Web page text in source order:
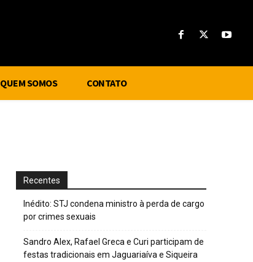
QUEM SOMOS CONTATO
Recentes
Inédito: STJ condena ministro à perda de cargo
por crimes sexuais
Sandro Alex, Rafael Greca e Curi participam de
festas tradicionais em Jaguariaíva e Siqueira